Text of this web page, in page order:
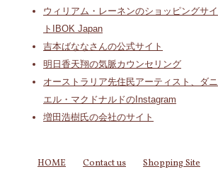
ウィリアム・レーネンのショッピングサイ
トIBOK Japan
吉本ばななさんの公式サイト
明日香天翔の気脈カウンセリング
オーストラリア先住民アーティスト、ダニ
エル・マクドナルドのInstagram
増田浩樹氏の会社のサイト
HOME Contact us
Shopping Site